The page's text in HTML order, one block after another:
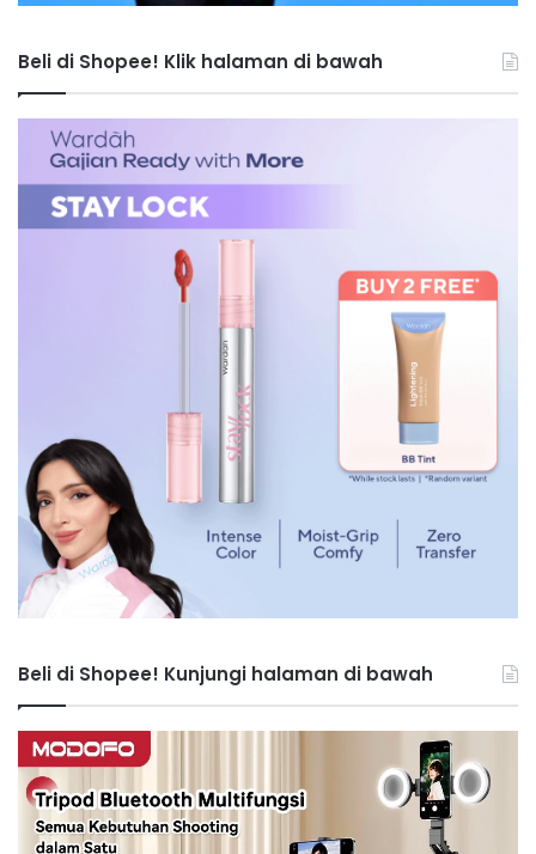
Beli di Shopee! Klik halaman di bawah
Beli di Shopee! Kunjungi halaman di bawah